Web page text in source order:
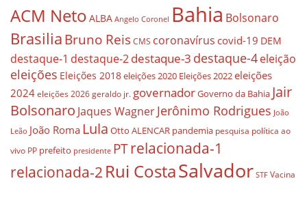
ACM Neto ALBA Angelo Coronel Bahia Bolsonaro
BrasiliaBruno ReisCMS coronavírus covid-19 DEM
destaque-1 destaque-2destaque-3 destaque-4eleição
eleições Eleições 2018eleições 2020 Eleições 2022eleições
2024 eleições 2026 geraldo jr. governadorGoverno da Bahia Jair
Bolsonaro Jaques WagnerJerônimo Rodrigues João
Leão João Roma Lula Otto ALENCAR pandemia pesquisa política ao
vivo PP prefeito presidente PTrelacionada-1
relacionada-2 Rui CostaSalvador STF Vacina